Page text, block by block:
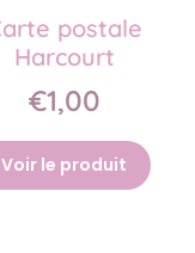
postale
Harcourt
€1,00
Voir le produit